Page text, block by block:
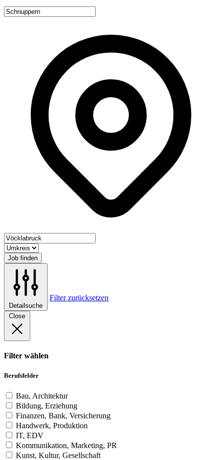
Job finden
Detailsuche
Filter zurücksetzen
Close
Filter wählen
Berufsfelder
Bau, Architektur
Bildung, Erziehung
Finanzen, Bank, Versicherung
Handwerk, Produktion
IT, EDV
Kommunikation, Marketing, PR
Kunst, Kultur, Gesellschaft